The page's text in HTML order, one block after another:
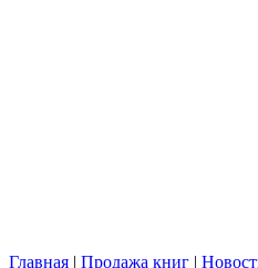
Главная | Продажа книг |